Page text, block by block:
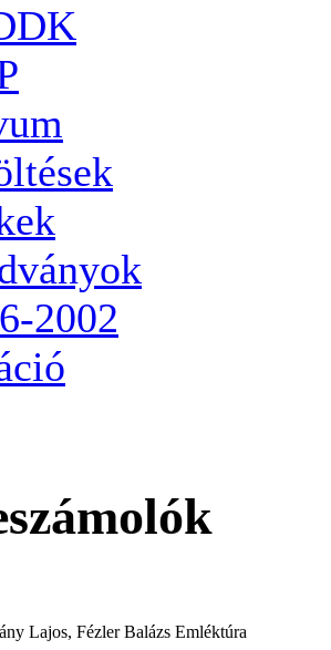
2002
Lajos, Fézler Balázs Emléktúra